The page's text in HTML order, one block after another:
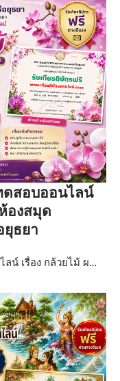
ดสอบออนไลน์
องสมุด
ยุธยา
น์ เรื่อง กล้วยไม้ ผ…